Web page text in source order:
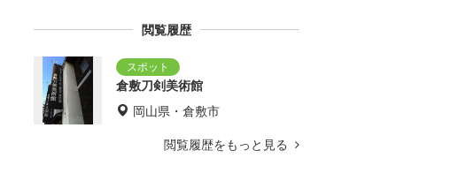
閲覧履歴
倉敷刀剣美術館
岡山県・倉敷市
閲覧履歴をもっと見る